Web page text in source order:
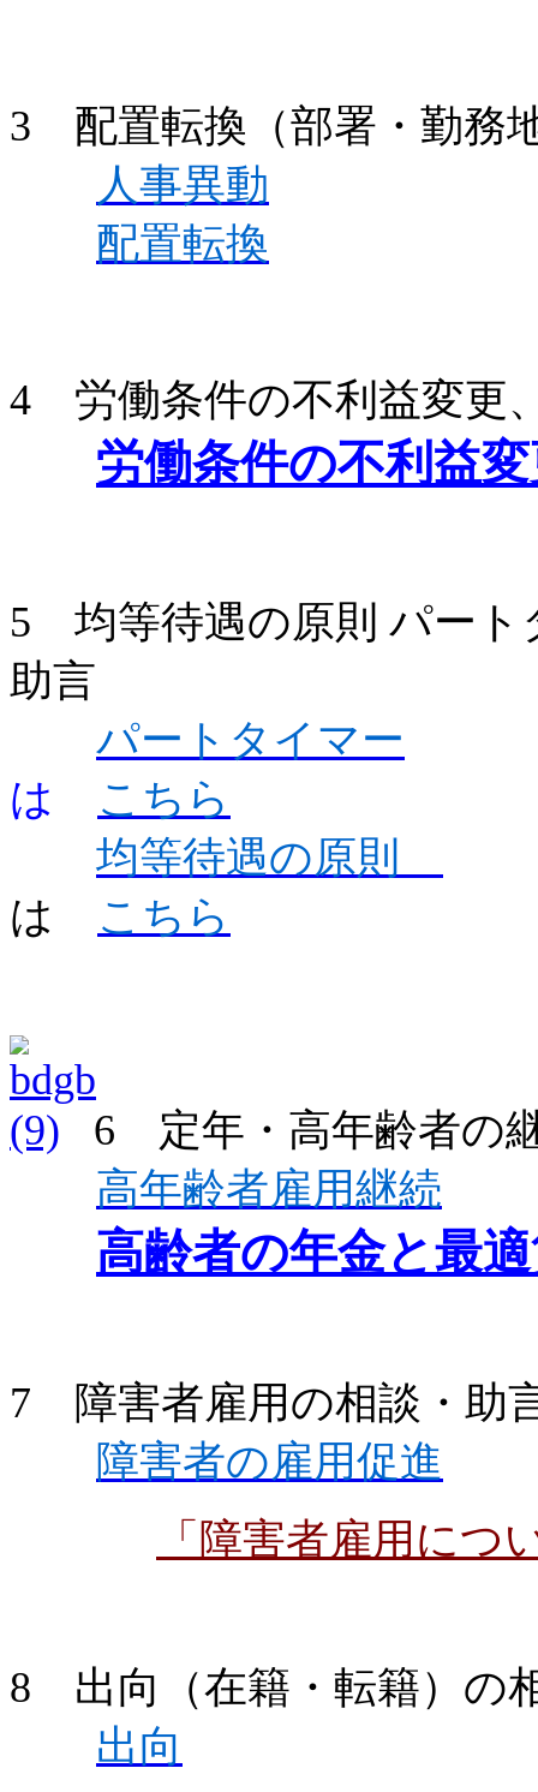
3 配置転換（部署・勤務
人事異動
配置転換
4 労働条件の不利益変更
労働条件の不利益
5 均等待遇の原則 パート
助言
パートタイマー
は
こちら
均等待遇の原則
は こちら
6 定年・高年齢者の
高年齢者雇用継続
高齢者の年金と最
7 障害者雇用の相談・助
障害者の雇用促進
「障害者雇用につ
8 出向（在籍・転籍）の
出向